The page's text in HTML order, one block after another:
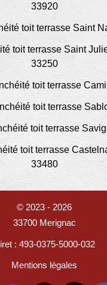
33920
toit terrasse Saint
toit terrasse Saint
33250
toit terrasse
toit terrasse
toit terrasse
toit terrasse
33480
© 2023 - 2026
33700 Merignac
: 493-0375-5000-032
Mentions légales